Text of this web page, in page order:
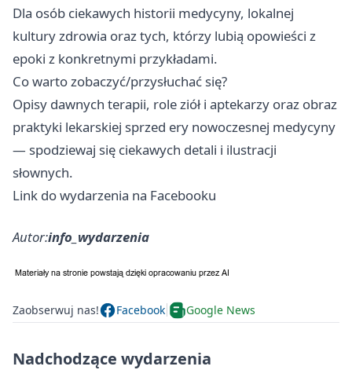
Dla osób ciekawych historii medycyny, lokalnej
kultury zdrowia oraz tych, którzy lubią opowieści z
epoki z konkretnymi przykładami.
Co warto zobaczyć/przysłuchać się?
Opisy dawnych terapii, role ziół i aptekarzy oraz obraz
praktyki lekarskiej sprzed ery nowoczesnej medycyny
— spodziewaj się ciekawych detali i ilustracji
słownych.
Link do wydarzenia na Facebooku
Autor:info_wydarzenia
Zaobserwuj nas! Facebook Google News
Nadchodzące wydarzenia